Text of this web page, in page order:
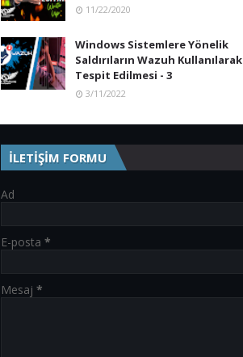
11/22/2020
Windows Sistemlere Yönelik
Saldırıların Wazuh Kullanılarak
Tespit Edilmesi - 3
3/11/2022
İLETİŞİM FORMU
Ad
E-posta *
Mesaj *